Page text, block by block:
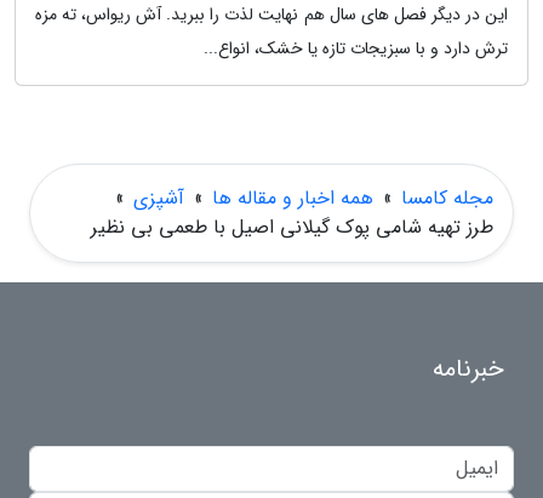
این در دیگر فصل های سال هم نهایت لذت را ببرید. آش ریواس، ته مزه
ترش دارد و با سبزیجات تازه یا خشک، انواع...
مجله کامسا » همه اخبار و مقاله ها » آشپزی »
طرز تهیه شامی پوک گیلانی اصیل با طعمی بی نظیر
خبرنامه